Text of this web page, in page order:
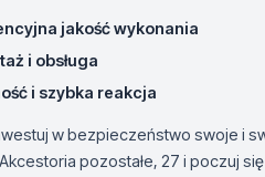
jakość wykonania
i obsługa
i szybka reakcja
w bezpieczeństwo swoje i
pozostałe, 27 i poczuj